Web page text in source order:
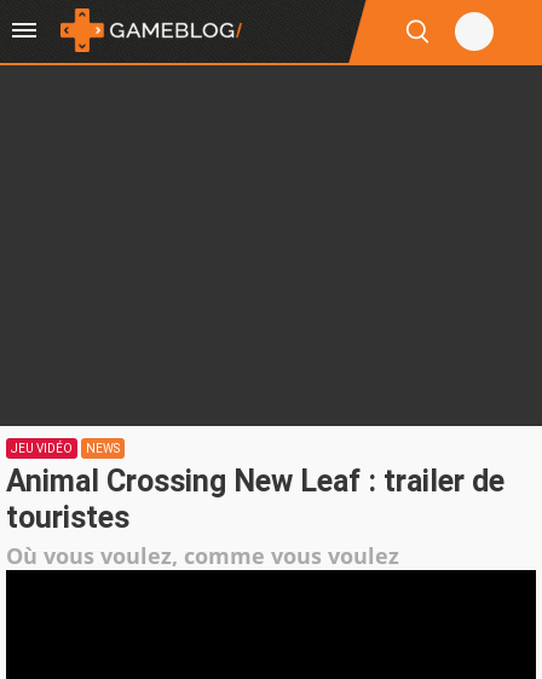
JEU VIDÉO NEWS
Animal Crossing New Leaf : trailer de
touristes
Où vous voulez, comme vous voulez